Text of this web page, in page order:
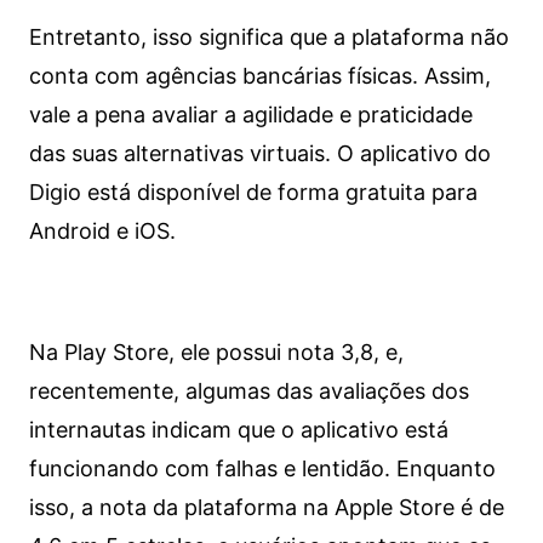
Entretanto, isso significa que a plataforma não
conta com agências bancárias físicas. Assim,
vale a pena avaliar a agilidade e praticidade
das suas alternativas virtuais. O aplicativo do
Digio está disponível de forma gratuita para
Android e iOS.
Na Play Store, ele possui nota 3,8, e,
recentemente, algumas das avaliações dos
internautas indicam que o aplicativo está
funcionando com falhas e lentidão. Enquanto
isso, a nota da plataforma na Apple Store é de